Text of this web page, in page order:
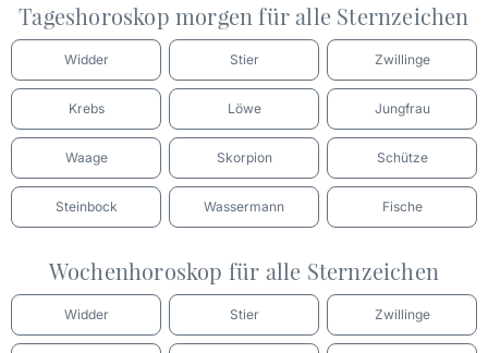
Tageshoroskop morgen für alle Sternzeichen
Widder Stier Zwillinge
Krebs Löwe Jungfrau
Waage Skorpion Schütze
Steinbock Wassermann Fische
Wochenhoroskop für alle Sternzeichen
Widder Stier Zwillinge